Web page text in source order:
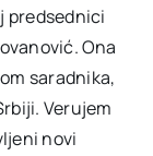
predsednici
Ona
saradnika,
Verujem
novi